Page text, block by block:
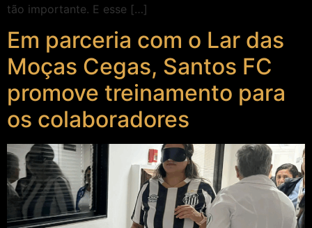
tão importante. E esse […]
Em parceria com o Lar das
Moças Cegas, Santos FC
promove treinamento para
os colaboradores